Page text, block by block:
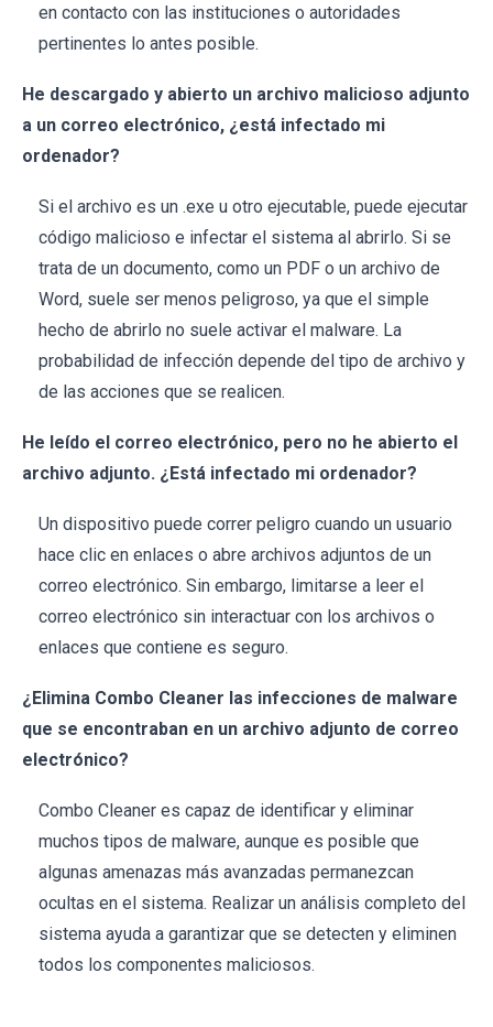
en contacto con las instituciones o autoridades
pertinentes lo antes posible.
He descargado y abierto un archivo malicioso adjunto
a un correo electrónico, ¿está infectado mi
ordenador?
Si el archivo es un .exe u otro ejecutable, puede ejecutar
código malicioso e infectar el sistema al abrirlo. Si se
trata de un documento, como un PDF o un archivo de
Word, suele ser menos peligroso, ya que el simple
hecho de abrirlo no suele activar el malware. La
probabilidad de infección depende del tipo de archivo y
de las acciones que se realicen.
He leído el correo electrónico, pero no he abierto el
archivo adjunto. ¿Está infectado mi ordenador?
Un dispositivo puede correr peligro cuando un usuario
hace clic en enlaces o abre archivos adjuntos de un
correo electrónico. Sin embargo, limitarse a leer el
correo electrónico sin interactuar con los archivos o
enlaces que contiene es seguro.
¿Elimina Combo Cleaner las infecciones de malware
que se encontraban en un archivo adjunto de correo
electrónico?
Combo Cleaner es capaz de identificar y eliminar
muchos tipos de malware, aunque es posible que
algunas amenazas más avanzadas permanezcan
ocultas en el sistema. Realizar un análisis completo del
sistema ayuda a garantizar que se detecten y eliminen
todos los componentes maliciosos.